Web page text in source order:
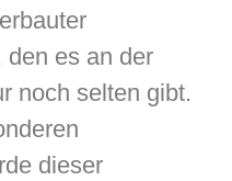
den es an der
noch selten gibt.
dieser